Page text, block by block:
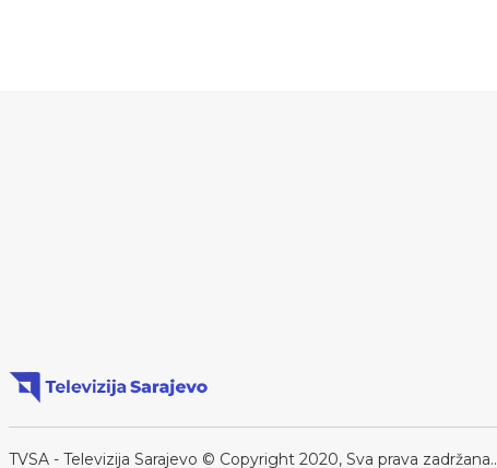
TVSA - Televizija Sarajevo © Copyright 2020, Sva prava zadržana..